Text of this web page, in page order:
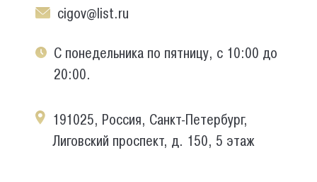
cigov@list.ru
С понедельника по пятницу, с 10:00 до
20:00.
191025, Россия, Санкт-Петербург,
Лиговский проспект, д. 150, 5 этаж